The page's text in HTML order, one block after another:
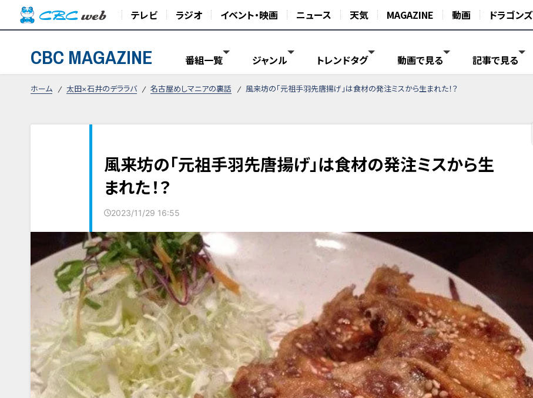
テレビ ラジオ イベント・映画 ニュース 天気 MAGAZINE 動画 ドラゴンズ
CBC MAGAZINE 番組一覧 ジャンル トレンドタグ 動画で見る 記事で見る
ホーム 太田×石井のデララバ 名古屋めしマニアの裏話 風来坊の「元祖手羽先唐揚げ」は食材の発注ミスから生まれた！？
風来坊の「元祖手羽先唐揚げ」は食材の発注ミスから生
まれた！？
2023/11/29 16:55